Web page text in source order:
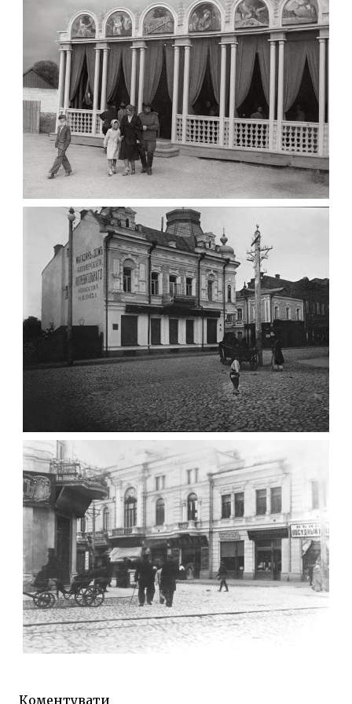
Фото Житомира період
до 1917 року
Leave a comment
ПАВІЛЬЙОН МОРОЗИВА ЖИТОМИР 1947
Фото Житомир (1945-
1960)
Leave a comment
ФОТО ЖИТОМИРА 1905 ВУЛ.
МИХАЙЛІВСЬКА-СКОРУЛЬСЬКОГО
Фото Житомира період
до 1917 року
Leave a comment
ЖИТОМИР МИХАЙЛІВСЬКА 1903 РОКУ
Коментувати